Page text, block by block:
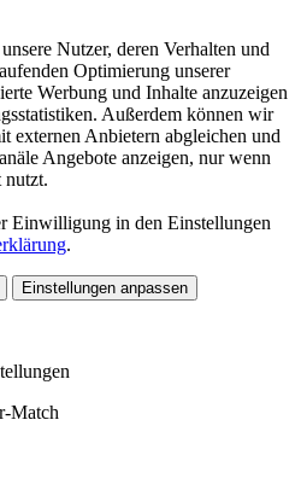
Nutzer, deren Verhalten und
Optimierung unserer
Werbung und Inhalte anzuzeigen
Außerdem können wir
externen Anbietern abgleichen und
Angebote anzeigen, nur wenn
nutzt.
Einwilligung in den Einstellungen
.
Einstellungen anpassen
Match